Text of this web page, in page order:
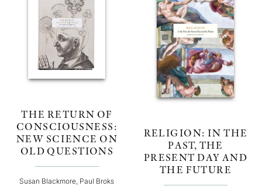
THE RETURN OF
CONSCIOUSNESS:
NEW SCIENCE ON
OLD QUESTIONS
Susan Blackmore, Paul Broks
RELIGION: IN THE
PAST, THE
PRESENT DAY AND
THE FUTURE